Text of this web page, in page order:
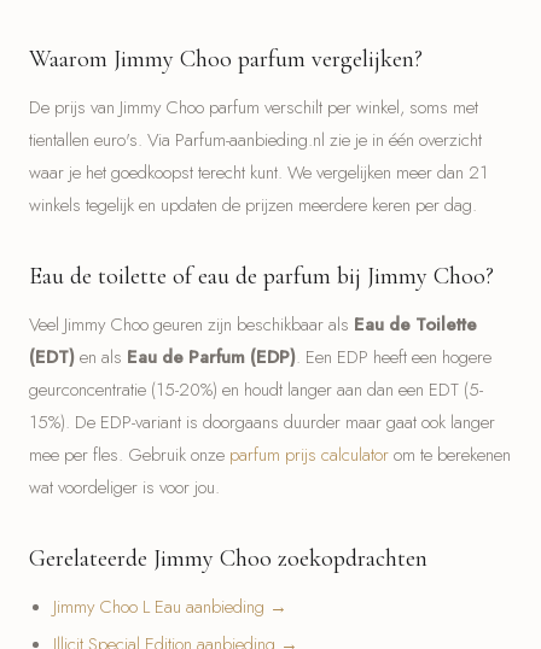
Waarom Jimmy Choo parfum vergelijken?
De prijs van Jimmy Choo parfum verschilt per winkel, soms met
tientallen euro's. Via Parfum-aanbieding.nl zie je in één overzicht
waar je het goedkoopst terecht kunt. We vergelijken meer dan 21
winkels tegelijk en updaten de prijzen meerdere keren per dag.
Eau de toilette of eau de parfum bij Jimmy Choo?
Veel Jimmy Choo geuren zijn beschikbaar als Eau de Toilette
(EDT)en als Eau de Parfum (EDP). Een EDP heeft een hogere
geurconcentratie (15-20%) en houdt langer aan dan een EDT (5-
15%). De EDP-variant is doorgaans duurder maar gaat ook langer
mee per fles. Gebruik onze parfum prijs calculatorom te berekenen
wat voordeliger is voor jou.
Gerelateerde Jimmy Choo zoekopdrachten
Jimmy Choo L Eau aanbieding →